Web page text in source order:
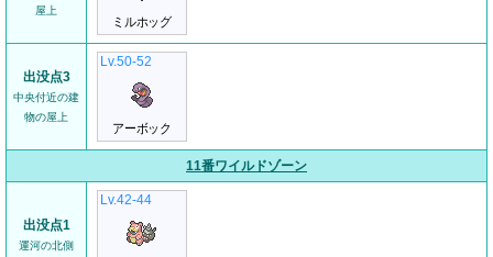
屋上
ミルホッグ
出没点3
中央付近の建
物の屋上
Lv.50-52
アーボック
11番ワイルドゾーン
出没点1
運河の北側
Lv.42-44